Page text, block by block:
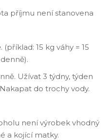
příjmu není stanovena
15 kg váhy = 15
Užívat 3 týdny, týden
do trochy vody.
není výrobek vhodný
a kojící matky.